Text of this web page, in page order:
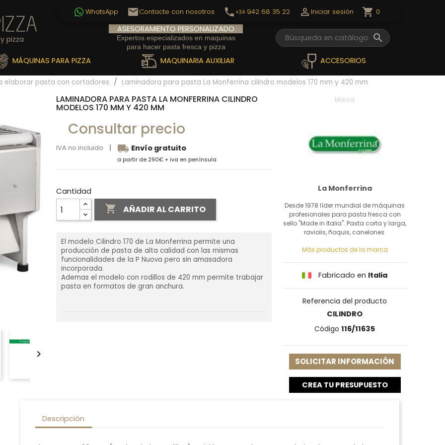
WhatsApp emailContacte con nosotros call +34 942 68 35 22  Iniciar sesión shopping_cart 0
pizza
ASESORAMIENTO PERSONALIZADO
Expertos especializados en maquinas
para hacer pasta fresca y pizza

MÁQUINAS PARA PIZZA MAQUINARIA AUXILIAR ACCESORIOS
elaborar pasta con cortadores Laminadora para pasta La Monferrina cilindro modelos 170 mm y 420 mm

LAMINADORA PARA PASTA LA MONFERRINA CILINDRO
MODELOS 170 MM Y 420 MM
Consultar precio
IVA no incluido local_shipping Envío gratuito
a partir de 290€ + iva en península
Cantidad
 AÑADIR AL CARRITO
El modelo Cilindro 170 de La Monferrina permite una
producción de pasta de alta calidad con las mismas
funcionalidades de la P Nuova pero sin amasadora
incorporada.
Ademas el modelo con rodillos de 420 mm permite trabajar
pasta en formatos de gran anchura.
Marca
La Monferrina
Desde 1978 líder mundial de máquinas
profesionales para pasta fresca con
sello "Made in Italia". Pasta corta y larga,
raviolis, ñoquis, canelones.
Más productos de la marca
Fabricado en Italia
Referencia del producto
CILINDRO
Código 116/11635
SOLICITAR INFORMACIÓN
CREA TU PRESUPUESTO
Descripción